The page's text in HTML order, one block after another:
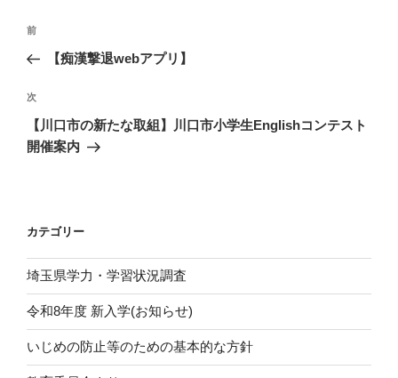
投
ナ
ビ
ゲ
ー
前
の
稿
前
【痴漢撃退webアプリ】
次
の
投
次
【川口市の新たな取組】川口市小学生Englishコンテスト
開催案内
カテゴリー
埼玉県学力・学習状況調査
令和8年度 新入学(お知らせ)
いじめの防止等のための基本的な方針